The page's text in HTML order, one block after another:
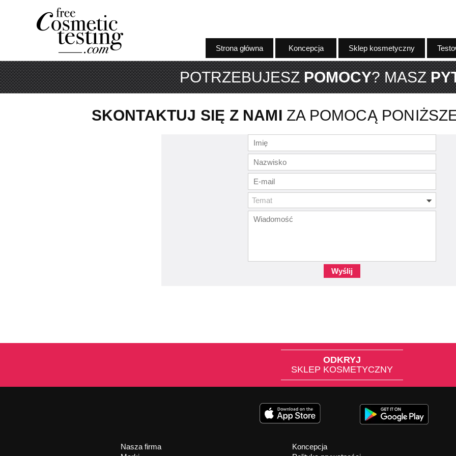
Strona główna Koncepcja Sklep kosmetyczny
POTRZEBUJESZPOMOCY? MASZ
SKONTAKTUJ SIĘ Z NAMI ZA POMOCĄ
Temat
Wyślij
ODKRYJ
SKLEP KOSMETYCZNY
Nasza firma
Koncepcja